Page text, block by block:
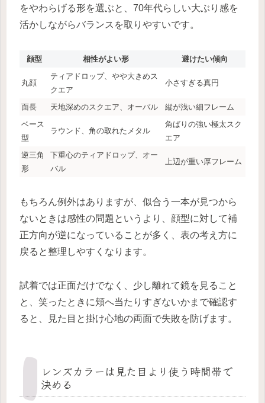
をやわらげる形を選ぶと、70年代らしい大ぶり感を
活かしながらバランスを取りやすいです。
顔型 相性がよい形 避けたい傾向
丸顔
ティアドロップ、やや大きめス
クエア
小さすぎる真円
面長 天地深めのスクエア、オーバル
縦が浅い細フレーム
ベース
型
ラウンド、角の取れたメタル
角ばりの強い極太スク
エア
逆三角
形
下重心のティアドロップ、オー
バル
上辺が重い厚フレーム
もちろん例外はありますが、似合う一本が見つから
ないときは感性の問題というより、顔型に対して補
正方向が逆になっていることが多く、表の考え方に
戻ると整理しやすくなります。
試着では正面だけでなく、少し離れて鏡を見ること
と、笑ったときに頬へ当たりすぎないかまで確認す
ると、見た目と掛け心地の両面で失敗を防げます。
レンズカラーは見た目より使う時間帯で
決める